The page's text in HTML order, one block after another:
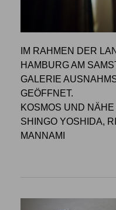
IM RAHMEN DER
HAMBURG AM
GALERIE
KOSMOS UND NÄHE
SHINGO YOSHIDA,
MANNAMI